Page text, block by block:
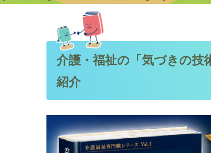
介護・福祉の「気づきの技
紹介